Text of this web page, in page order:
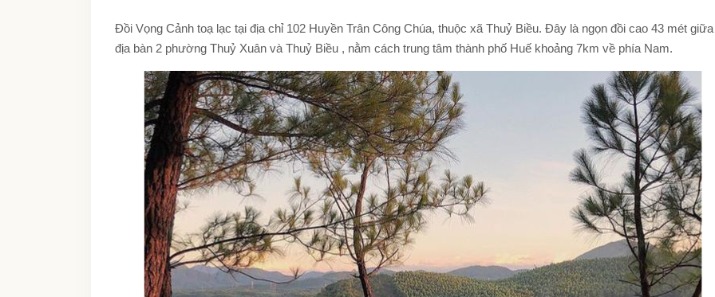
Đồi Vọng Cảnh toạ lạc tại địa chỉ 102 Huyền Trân Công Chúa, thuộc xã Thuỷ Biều. Đây là ngọn đồi cao 43 mét giữa
địa bàn 2 phường Thuỷ Xuân và Thuỷ Biều , nằm cách trung tâm thành phố Huế khoảng 7km về phía Nam.